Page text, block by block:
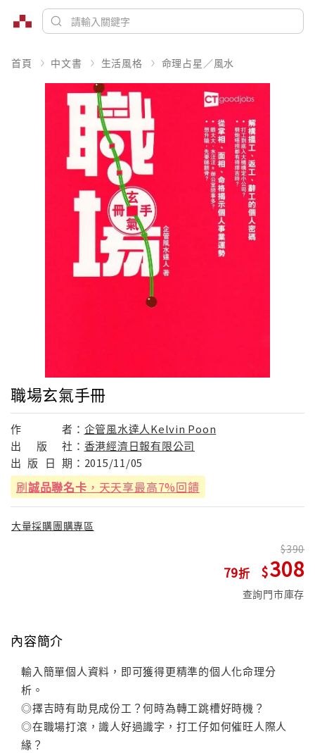
首頁 中文書 生活風格 命理占星／風水
職場玄氣手冊
作 者： 企管風水達人Kelvin Poon
出
版 社： 香港經濟日報有限公司
出 版 日 期： 2015/11/05
刷誠品聯名卡 ，天天享最高7%回饋
大量採購團購專區
79
390
308
查詢門市庫存
內容簡介
輸入簡單個人資料，即可獲得更精準的個人化命理分
析。
◎擇吉時有助見成份工？何時為轉工跳槽好時機？
◎在職場打滾，識人好過識字，打工仔如何催旺人際人
緣？